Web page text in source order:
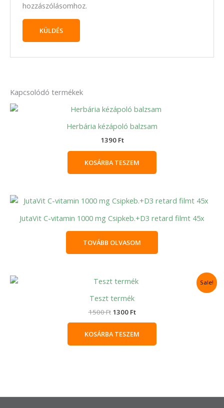
hozzászólásomhoz.
Kapcsolódó termékek
Herbária kézápoló balzsam
1390 Ft
KOSÁRBA TESZEM
JutaVit C-vitamin 1000 mg Csipkeb.+D3 retard filmt 45x
TOVÁBB OLVASOM
Sale!
Teszt termék
1500Ft
Original
was:
1300 Ft
Current
KOSÁRBA TESZEM